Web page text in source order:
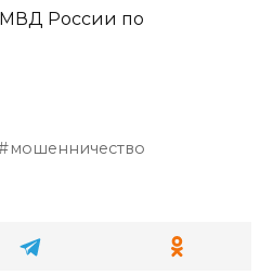
России по
мошенничество